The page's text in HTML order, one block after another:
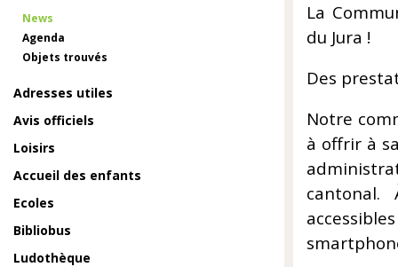
News
Agenda
Objets trouvés
Adresses utiles
Avis officiels
Loisirs
Accueil des enfants
Ecoles
Bibliobus
Ludothèque
La
du Jura !
Des
Notre
à offrir à